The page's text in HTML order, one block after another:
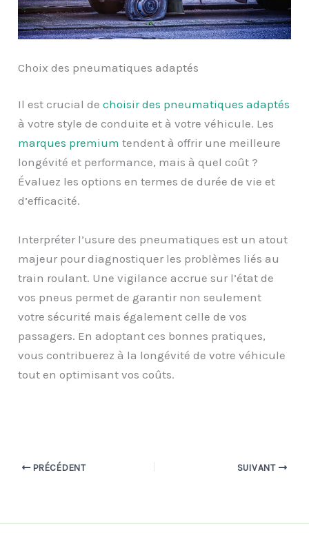
Choix des pneumatiques adaptés
Il est crucial dechoisir des pneumatiques adaptés
à votre style de conduite et à votre véhicule. Les
marques premium tendent à offrir une meilleure
longévité et performance, mais à quel coût ?
Évaluez les options en termes de durée de vie et
d’efficacité.
Interpréter l’usure des pneumatiques est un atout
majeur pour diagnostiquer les problèmes liés au
train roulant. Une vigilance accrue sur l’état de
vos pneus permet de garantir non seulement
votre sécurité mais également celle de vos
passagers. En adoptant ces bonnes pratiques,
vous contribuerez à la longévité de votre véhicule
tout en optimisant vos coûts.
PRÉCÉDENT SUIVANT